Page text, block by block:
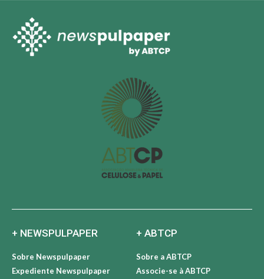
+ NEWSPULPAPER
Sobre Newspulpaper
Expediente Newspulpaper
+ ABTCP
Sobre a ABTCP
Associe-se à ABTCP